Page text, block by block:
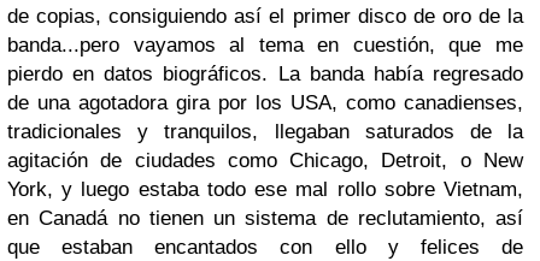
de copias, consiguiendo así el primer disco de oro de la
banda...pero vayamos al tema en cuestión, que me
pierdo en datos biográficos. La banda había regresado
de una agotadora gira por los USA, como canadienses,
tradicionales y tranquilos, llegaban saturados de la
agitación de ciudades como Chicago, Detroit, o New
York, y luego estaba todo ese mal rollo sobre Vietnam,
en Canadá no tienen un sistema de reclutamiento, así
que estaban encantados con ello y felices de